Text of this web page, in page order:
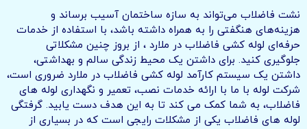
نشت فاضلاب می‌تواند به سازه ساختمان آسیب برساند و
هزینه‌های هنگفتی را به همراه داشته باشد، با استفاده از خدمات
حرفه‌ای لوله کشی فاضلاب در ملارد ، از بروز چنین مشکلاتی
جلوگیری کنید. برای داشتن یک محیط زندگی سالم و بهداشتی،
داشتن یک سیستم کارآمد لوله کشی فاضلاب در ملارد ضروری است،
شرکت لوله با ما با ارائه خدمات نصب، تعمیر و نگهداری لوله های
فاضلاب، به شما کمک می کند تا به این هدف دست یابید. گرفتگی
لوله های فاضلاب یکی از مشکلات رایجی است که در بسیاری از